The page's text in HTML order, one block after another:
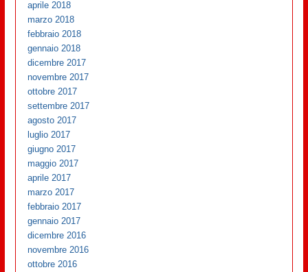
aprile 2018
marzo 2018
febbraio 2018
gennaio 2018
dicembre 2017
novembre 2017
ottobre 2017
settembre 2017
agosto 2017
luglio 2017
giugno 2017
maggio 2017
aprile 2017
marzo 2017
febbraio 2017
gennaio 2017
dicembre 2016
novembre 2016
ottobre 2016